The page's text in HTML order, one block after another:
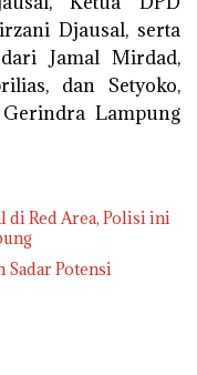
Djausal, serta
Jamal Mirdad,
dan Setyoko,
Lampung
di Red Area, Polisi ini
Sadar Potensi